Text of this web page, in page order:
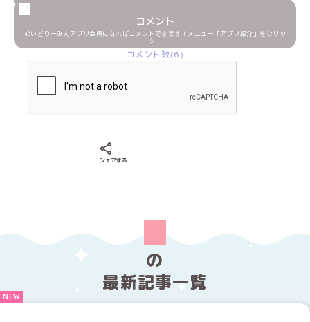
コメント
めいどりーみんアプリ会員になればコメントできます！メニュー「アプリ紹介」をクリッ
ク！
コメント数(6)
シェアする
の
最新記事一覧